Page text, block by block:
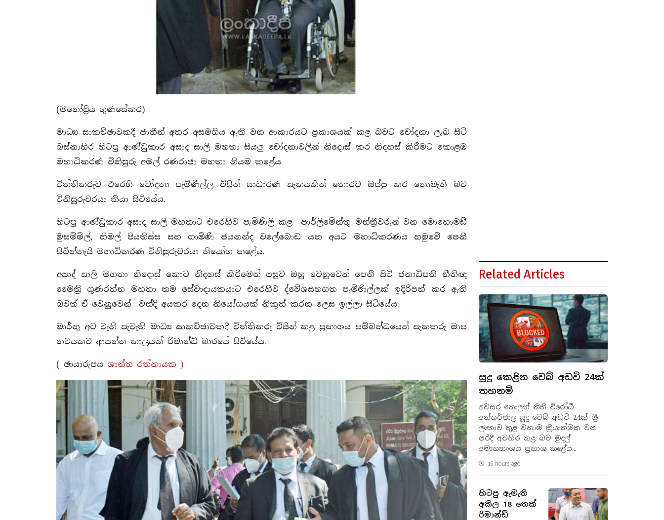
(මනෝප්‍රිය ගුණසේකර)
මාධ්‍ය සාකච්ඡාවකදී ජාතීන් අතර අසමගිය ඇති වන ආකාරයට ප්‍රකාශයක් කළ බවට චෝදනා ලැබ සිටි
බස්නාහිර හිටපු ආණ්ඩුකාර අසාද් සාලි මහතා සියලු චෝදනාවලින් නිදොස් කර නිදහස් කිරීමට කොළඹ
මහාධිකරණ විනිසුරු අමල් රණරාජා මහතා නියම කළේය.
විත්තිකරුට එරෙහි චෝදනා පැමිණිල්ල විසින් සාධාරණ සැකයකින් තොරව ඔප්පු කර නොමැති බව
විනිසුරුවරයා කියා සිටියේය.
හිටපු ආණ්ඩුකාර අසාද් සාලි මහතාට එරෙහිව පැමිණිලි කළ පාර්ලිමේන්තු මන්ත්‍රීවරුන් වන මොහොමඩ්
මුසම්මිල්, නිමල් පියතිස්ස සහ ගාමිණි ජයනන්ද වලේබොඩ යන අයට මහාධිකරණය හමුවේ පෙනී
සිටින්නැයි මහාධිකරණ විනිසුරුවරයා නියෝග කළේය.
අසාද් සාලි මහතා නිදොස් කොට නිදහස් කිරිමෙන් පසුව ඔහු වෙනුවෙන් පෙනී සිටි ජනාධිපති නීතිඥ
මෛත්‍රි ගුණරත්න මහතා තම සේවාදායකයාට එරෙහිව ද්වේශසහගත පැමිණිල්ලක් ඉදිරිපත් කර ඇති
බවත් ඒ වෙනුවෙන් වන්දි අයකර දෙන නියෝගයක් නිකුත් කරන ලෙස ඉල්ලා සිටියේය.
මාර්තු අට වැනි පැවැති මාධ්‍ය සාකච්ඡාවකදී විත්තිකරු විසින් කළ ප්‍රකාශය සම්බන්ධයෙන් සැකකරු මාස
නවයකට ආසන්න කාලයක් රිමාන්ඩ් බාරයේ සිටියේය.
( ඡායාරුපය ශාන්ත රත්නායක )
Related Articles
සූදු කෙළින වෙබ් අඩවි 24ක්
තහනම්
අවසර නොලත් නීති විරෝධී
අන්තර්ජාල සූදු වෙබ් අඩවි 24ක් ශ්‍රී
ලංකාව තුළ වහාම ක්‍රියාත්මක වන
පරිදී අවහිර කළ බව මුදල්
අමාත්‍යාංශය ප්‍රකාශ කළේය...
16 hours ago
හිටපු ඇමැති
අකිල 18 තෙක්
රිමාන්ඩ්